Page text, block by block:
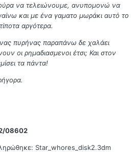
να τελειώνουμε, ανυπομονώ να
και με ένα γαματο μωράκι αυτό το
αργότερα.
πυρήνας παραπάνω δε χαλάει
οι ρημαδιασμενοι έτσι; Και στον
τα πάντα!
08602
Star_whores_disk2.3dm